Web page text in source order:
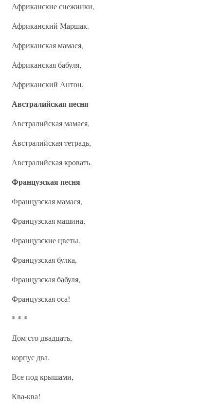
Африканские снежинки,
Африканский Маршак.
Африканская мамася,
Африканская бабуля,
Африканский Антон.
Австралийская песня
Австралийская мамася,
Австралийская тетрадь,
Австралийская кровать.
Французская песня
Французская мамася,
Французская машина,
Французские цветы.
Французская булка,
Французская бабуля,
Французская оса!
* * *
Дом сто двадцать,
корпус два.
Все под крышами,
Ква-ква!